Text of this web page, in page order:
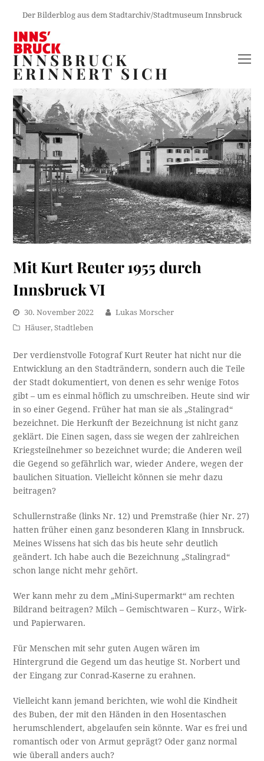
Der Bilderblog aus dem Stadtarchiv/Stadtmuseum Innsbruck
INNSBRUCK
ERINNERT SICH
Mit Kurt Reuter 1955 durch
Innsbruck VI
30. November 2022
Lukas Morscher
Häuser,Stadtleben
Der verdienstvolle Fotograf Kurt Reuter hat nicht nur die
Entwicklung an den Stadträndern, sondern auch die Teile
der Stadt dokumentiert, von denen es sehr wenige Fotos
gibt – um es einmal höflich zu umschreiben. Heute sind wir
in so einer Gegend. Früher hat man sie als „Stalingrad“
bezeichnet. Die Herkunft der Bezeichnung ist nicht ganz
geklärt. Die Einen sagen, dass sie wegen der zahlreichen
Kriegsteilnehmer so bezeichnet wurde; die Anderen weil
die Gegend so gefährlich war, wieder Andere, wegen der
baulichen Situation. Vielleicht können sie mehr dazu
beitragen?
Schullernstraße (links Nr. 12) und Premstraße (hier Nr. 27)
hatten früher einen ganz besonderen Klang in Innsbruck.
Meines Wissens hat sich das bis heute sehr deutlich
geändert. Ich habe auch die Bezeichnung „Stalingrad“
schon lange nicht mehr gehört.
Wer kann mehr zu dem „Mini-Supermarkt“ am rechten
Bildrand beitragen? Milch – Gemischtwaren – Kurz-, Wirk-
und Papierwaren.
Für Menschen mit sehr guten Augen wären im
Hintergrund die Gegend um das heutige St. Norbert und
der Eingang zur Conrad-Kaserne zu erahnen.
Vielleicht kann jemand berichten, wie wohl die Kindheit
des Buben, der mit den Händen in den Hosentaschen
herumschlendert, abgelaufen sein könnte. War es frei und
romantisch oder von Armut geprägt? Oder ganz normal
wie überall anders auch?